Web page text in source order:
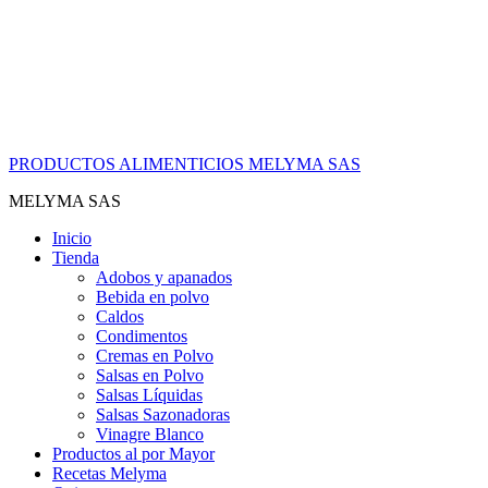
PRODUCTOS ALIMENTICIOS MELYMA SAS
MELYMA SAS
Inicio
Tienda
Adobos y apanados
Bebida en polvo
Caldos
Condimentos
Cremas en Polvo
Salsas en Polvo
Salsas Líquidas
Salsas Sazonadoras
Vinagre Blanco
Productos al por Mayor
Recetas Melyma